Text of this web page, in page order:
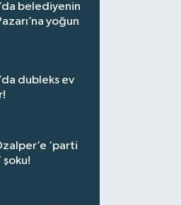
belediyenin
yoğun
dubleks ev
‘parti
şoku!